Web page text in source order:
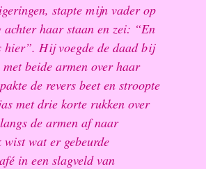
stapte mijn vader op
haar staan en zei: “En
hier”. Hij voegde de daad bij
beide armen over haar
de revers beet en stroopte
met drie korte rukken over
de armen af naar
wat er gebeurde
in een slagveld van